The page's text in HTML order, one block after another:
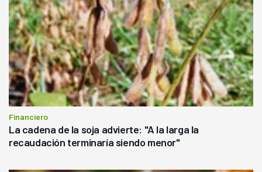
Financiero
La cadena de la soja advierte: "A la larga la
recaudación terminaría siendo menor"